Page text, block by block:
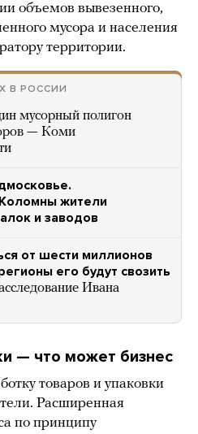
объемов вывезенного,
мусора и населения
территории.
В РОССИИ
мусорный полигон
— Коми
жители
и заводов
от шести миллионов
его будут свозить
Ивана
— что может бизнес
товаров и упаковки
Расширенная
по принципу